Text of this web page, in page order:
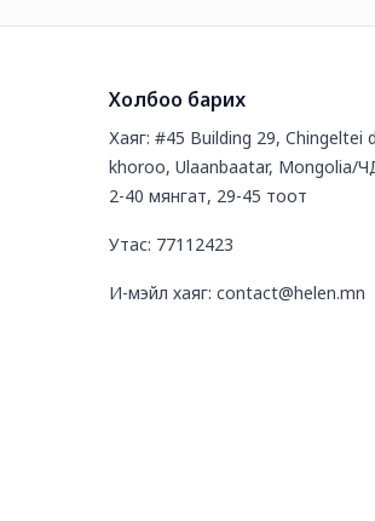
Холбоо барих
Хаяг: #45 Building 29, Chingeltei
khoroo, Ulaanbaatar, Mongolia/
2-40 мянгат, 29-45 тоот
Утас: 77112423
И-мэйл хаяг: contact@helen.mn